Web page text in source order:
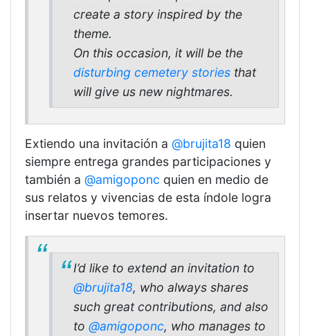
create a story inspired by the
theme.
On this occasion, it will be the
disturbing cemetery stories that
will give us new nightmares.
Extiendo una invitación a @brujita18 quien
siempre entrega grandes participaciones y
también a @amigoponc quien en medio de
sus relatos y vivencias de esta índole logra
insertar nuevos temores.
I’d like to extend an invitation to
@brujita18, who always shares
such great contributions, and also
to @amigoponc, who manages to